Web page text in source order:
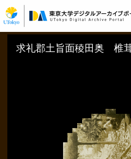
イ
ン
コ